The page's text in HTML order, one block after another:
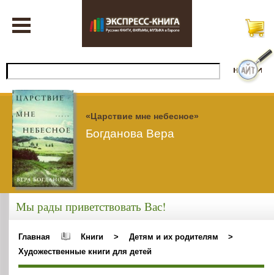
«Царствие мне небесное»
Богданова Вера
Мы рады приветствовать Вас!
Главная Книги > Детям и их родителям
>
Художественные книги для детей